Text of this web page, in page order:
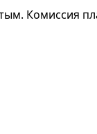
Комиссия